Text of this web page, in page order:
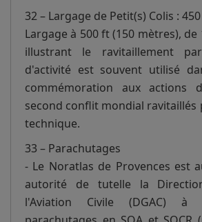
32 – Largage de Petit(s) Colis :
Largage à 500 ft (150 mètres), de
illustrant le ravitaillement
d'activité est souvent utilisé
commémoration aux actions
second conflit mondial ravitaillés
technique.
33 – Parachutages
- Le Noratlas de Provences est
autorité de tutelle la
l'Aviation Civile (DGAC) à